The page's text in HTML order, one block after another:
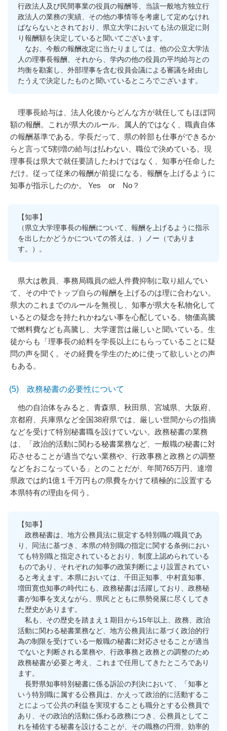
行政法人及び民間事業の役員の報酬等、当該一般地方独立行
政法人の業務の実績、その他の事情等を考慮して定めなけれ
ばならないとされており、県立大学においても法の規定に則
り報酬額を決定していると聞いてございます。
なお、今般の報酬改定に当たりましては、他の公立大学法
人の理事長報酬、それから、学内の他の役員の平均給与との
均衡を勘案し、外部理事を含む役員会議による審議を経由し
たうえで決定したものと聞いているところでございます。
理事長給与は、法人化後からどんな方が就任してもほぼ同
額の報酬。これが県大のルール。属人的ではなく、職責自体
の報酬基準である。学長だって、県の幹部も仕事ができるか
らと言って5割増の給与は払わない、職位で決めている。現
理事長は県大で就任要請したわけではなく、知事が任命した
だけ。従って従来の報酬が前提になる。報酬を上げるように
知事が指示したのか。 Yes or No？
【知事】
（県立大学理事長の報酬について、報酬を上げるように指示
を出したかどうかについての答えは、）ノー（でありま
す。）。
県大は教員、事務局職員の総人件費抑制に取り組んでい
て、その中でトップ自らの報酬を上げるのは理に合わない。
県大のこれまでのルールを無視し、知事が県大を私物化して
いるとの疑念を持たれかねない事を心配している。物価高騰
で燃料費なども高騰し、大学運営は厳しいと聞いている。生
徒からも「理事長の給料を学長以上にもらっていることに疑
問の声を聞く。その経費を学生のために使って欲しいとの声
もある。
(5) 政務秘書の必要性について
他の自治体をみると、青森県、秋田県、宮城県、大阪府、
京都府、兵庫県など全国38府県では、厳しい世間からの指摘
などを受けて特別秘書職を設けていない。政務秘書の業務
は、「政治的活動に関わる秘書業務など、一般職の秘書に対
応させることが適当でない業務や、行政事務と政務との調整
などをおこなっている」とのことだが、年間765万円、達増
県政では約1億１千万円もの県費をかけて積極的に設置する
本県特有の理由を伺う。
【知事】
政務秘書は、地方公務員法に規定する特別職の職員であ
り、同法に基づき、本県の特別職の指定に関する条例におい
ても特別職と指定されているとおり、制度上認められている
ものであり、それぞれの知事の政策判断により設置されてい
ると考えます。本県においては、千田正知事、中村直知事、
増田寛也知事の時代にも、政務秘書は活躍しており、政務秘
書が知事を支えながら、県民とともに県勢発展に尽くしてき
た歴史があります。
私も、その歴史を踏まえ１期目から15年以上、政務、政治
活動に関わる秘書業務など、地方公務員法に基づく政治的行
為の制限を受けている一般職の秘書に対応させることが適当
でないと判断される業務や、行政事務と政務との調整のため
政務秘書が必要と考え、これまで任用してきたところであり
ます。
長野県知事特別秘書に係る訴訟の判決において、「知事と
いう特別職に属する公務員は、かえって政治的に活動するこ
とによって公共の利益を実現することも職分とする公務員で
あり、その政治的活動に係わる政務につき、公務員としてこ
れを補佐する秘書を設けることが、その職務の円滑、効率的